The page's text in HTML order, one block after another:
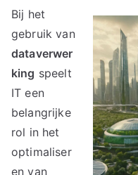
Bij het
gebruik van
dataverwer
king speelt
IT een
belangrijke
rol in het
optimaliser
en van